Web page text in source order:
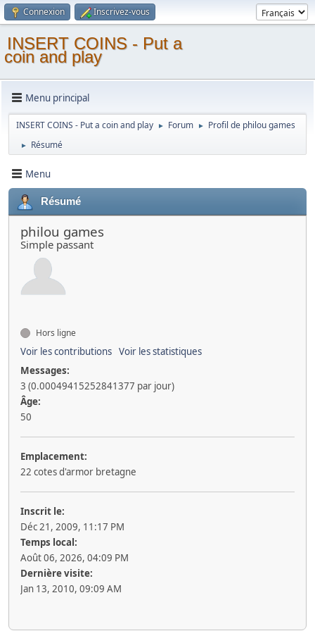
Connexion Inscrivez-vous
INSERT COINS - Put a
coin and play
Menu principal
INSERT COINS - Put a coin and play ► Forum ► Profil de philou games
► Résumé
Menu
Résumé
philou games
Simple passant
Hors ligne
Voir les contributions Voir les statistiques
Messages:
3 (0.00049415252841377 par jour)
Âge:
50
Emplacement:
22 cotes d'armor bretagne
Inscrit le:
Déc 21, 2009, 11:17 PM
Temps local:
Août 06, 2026, 04:09 PM
Dernière visite:
Jan 13, 2010, 09:09 AM